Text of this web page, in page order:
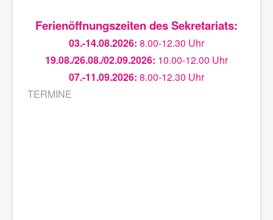
Ferienöffnungszeiten des Sekretariats:
03.-14.08.2026: 8.00-12.30 Uhr
19.08./26.08./02.09.2026: 10.00-12.00 Uhr
07.-11.09.2026: 8.00-12.30 Uhr
TERMINE